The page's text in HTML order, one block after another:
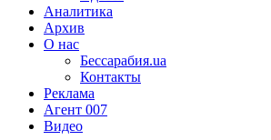
Аналитика
Архив
О нас
Бессарабия.ua
Контакты
Реклама
Агент 007
Видео